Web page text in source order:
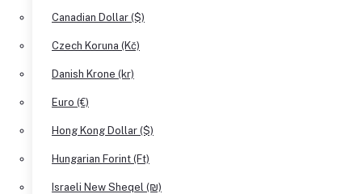
Canadian Dollar ($)
Czech Koruna (Kč)
Danish Krone (kr)
Euro (€)
Hong Kong Dollar ($)
Hungarian Forint (Ft)
Israeli New Sheqel (₪)